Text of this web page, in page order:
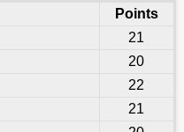
Points
21
20
22
21